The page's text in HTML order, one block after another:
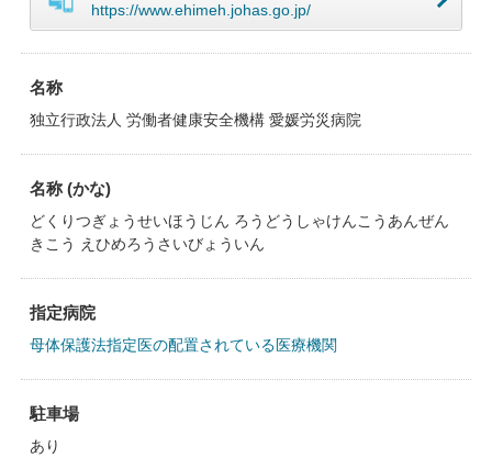
https://www.ehimeh.johas.go.jp/
名称
独立行政法人 労働者健康安全機構 愛媛労災病院
名称 (かな)
どくりつぎょうせいほうじん ろうどうしゃけんこうあんぜん
きこう えひめろうさいびょういん
指定病院
母体保護法指定医の配置されている医療機関
駐車場
あり